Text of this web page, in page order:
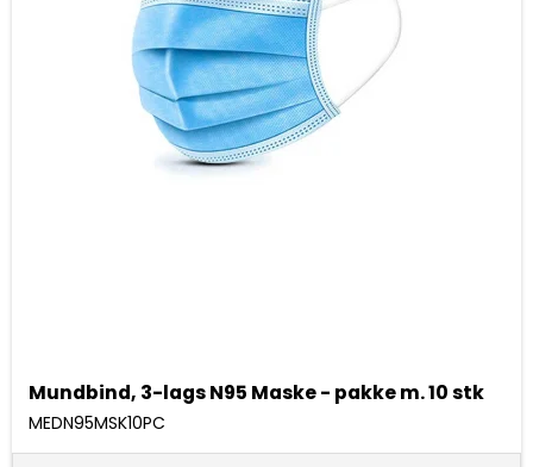
Mundbind, 3-lags N95 Maske - pakke m. 10 stk
MEDN95MSK10PC